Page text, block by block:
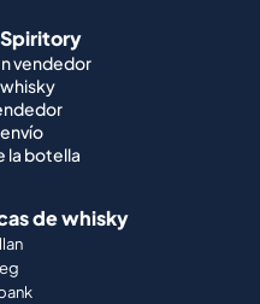
vendedor
la botella
de whisky